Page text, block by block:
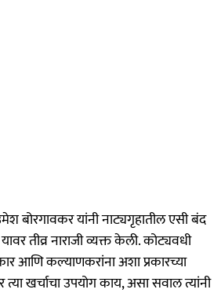
बोरगावकर यांनी नाट्यगृहातील एसी बंद
तीव्र नाराजी व्यक्त केली. कोट्यवधी
आणि कल्याणकरांना अशा प्रकारच्या
खर्चाचा उपयोग काय, असा सवाल त्यांनी